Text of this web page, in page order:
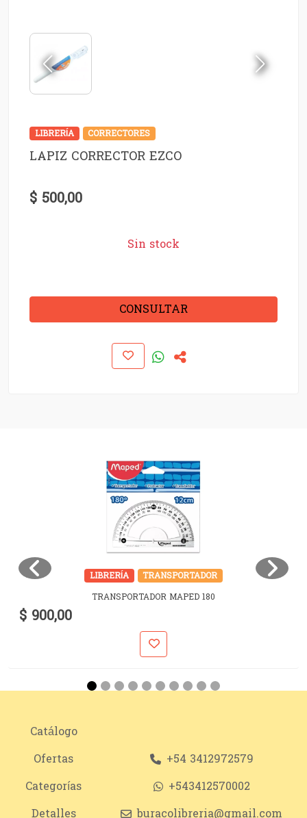
LIBRERÍA CORRECTORES
LAPIZ CORRECTOR EZCO
$ 500,00
Sin stock
CONSULTAR
LIBRERÍA
TRANSPORTADOR
TRANSPORTADOR MAPED 180
$ 900,00
Catálogo
Ofertas
Categorías
Detalles
+54 3412972579
+543412570002
buracolibreria@gmail.com